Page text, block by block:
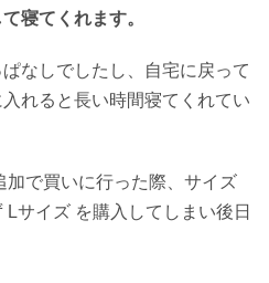
寝てくれます。
なしでしたし、自宅に戻って
れると長い時間寝てくれてい
加で買いに行った際、サイズ
サイズ を購入してしまい後日